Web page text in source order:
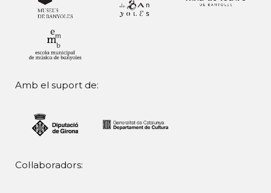
Amb el suport de:
Col·laboradors: